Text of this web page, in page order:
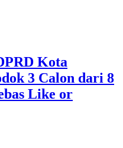
Kota
3 Calon dari 8
Like or